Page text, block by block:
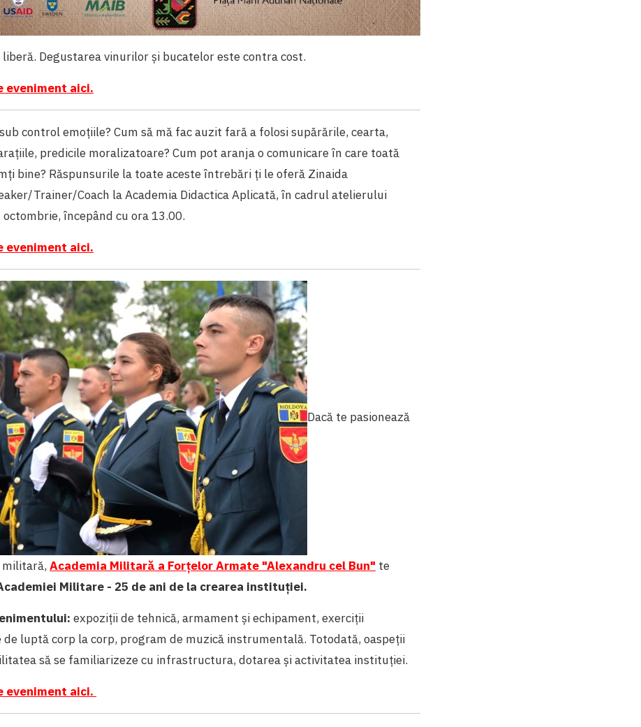
Degustarea vinurilor și bucatelor este contra cost.
eveniment aici.
control emoțiile? Cum să mă fac auzit fară a folosi supărările, cearta,
predicile moralizatoare? Cum pot aranja o comunicare în care toată
bine? Răspunsurile la toate aceste întrebări ți le oferă Zinaida
Trainer/Coach la Academia Didactica Aplicată, în cadrul atelierului
începând cu ora 13.00.
eveniment aici.
Dacă te pasionează
Academia Militară a Forţelor Armate "Alexandru cel Bun" te
Militare - 25 de ani de la crearea instituţiei.
expoziţii de tehnică, armament şi echipament, exerciţii
luptă corp la corp, program de muzică instrumentală. Totodată, oaspeţii
să se familiarizeze cu infrastructura, dotarea şi activitatea instituţiei.
eveniment aici.